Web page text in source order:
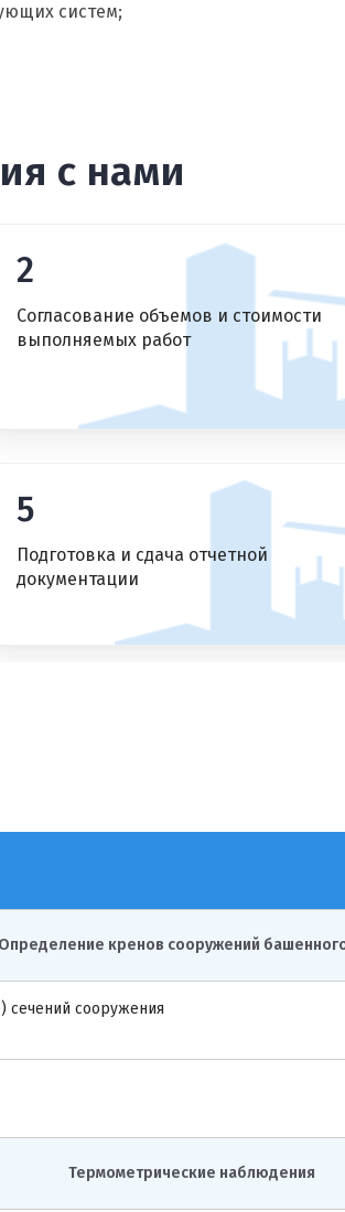
систем;
с нами
2
Согласование объемов и стоимости
выполняемых работ
5
Подготовка и сдача отчетной
документации
Определение кренов сооружений
сечений сооружения
Термометрические наблюдения